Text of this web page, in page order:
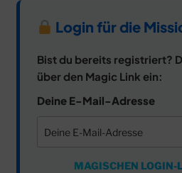
Login für die
Bist du bereits registriert?
über den Magic Link ein:
Deine E-Mail-Adresse
MAGISCHEN LOGIN-